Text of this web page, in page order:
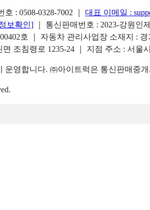
호 : 0508-0328-7002 대표 이메일 :
보확인]
｜ 통신판매번호 : 2023-강원인
호 ｜ 자동차 관리사업장 소재지 :
조침령로 1235-24 ｜ 지점 주소 : 서울
운영합니다. ㈜아이트럭은 통신판매중